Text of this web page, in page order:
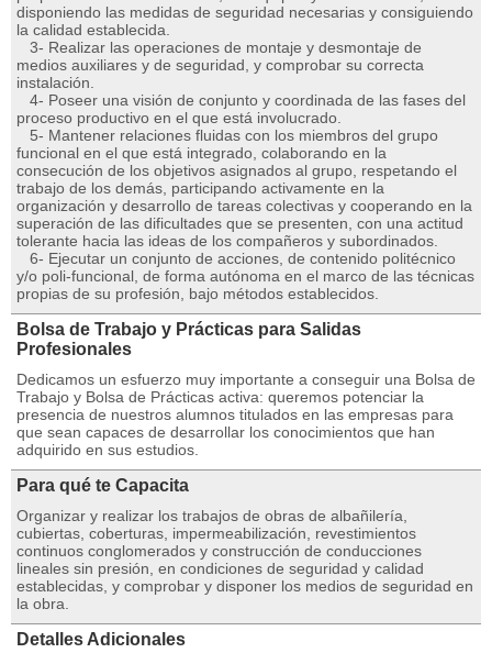
disponiendo las medidas de seguridad necesarias y consiguiendo
la calidad establecida.
3- Realizar las operaciones de montaje y desmontaje de
medios auxiliares y de seguridad, y comprobar su correcta
instalación.
4- Poseer una visión de conjunto y coordinada de las fases del
proceso productivo en el que está involucrado.
5- Mantener relaciones fluidas con los miembros del grupo
funcional en el que está integrado, colaborando en la
consecución de los objetivos asignados al grupo, respetando el
trabajo de los demás, participando activamente en la
organización y desarrollo de tareas colectivas y cooperando en la
superación de las dificultades que se presenten, con una actitud
tolerante hacia las ideas de los compañeros y subordinados.
6- Ejecutar un conjunto de acciones, de contenido politécnico
y/o poli-funcional, de forma autónoma en el marco de las técnicas
propias de su profesión, bajo métodos establecidos.
Bolsa de Trabajo y Prácticas para Salidas
Profesionales
Dedicamos un esfuerzo muy importante a conseguir una Bolsa de
Trabajo y Bolsa de Prácticas activa: queremos potenciar la
presencia de nuestros alumnos titulados en las empresas para
que sean capaces de desarrollar los conocimientos que han
adquirido en sus estudios.
Para qué te Capacita
Organizar y realizar los trabajos de obras de albañilería,
cubiertas, coberturas, impermeabilización, revestimientos
continuos conglomerados y construcción de conducciones
lineales sin presión, en condiciones de seguridad y calidad
establecidas, y comprobar y disponer los medios de seguridad en
la obra.
Detalles Adicionales